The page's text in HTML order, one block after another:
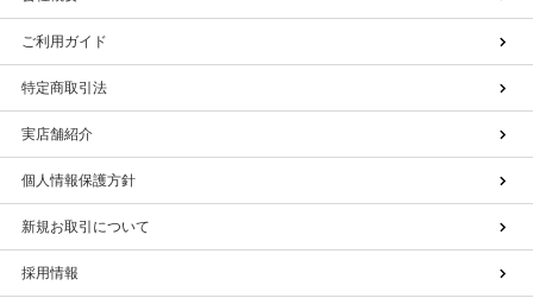
ご利用ガイド
特定商取引法
実店舗紹介
個人情報保護方針
新規お取引について
採用情報